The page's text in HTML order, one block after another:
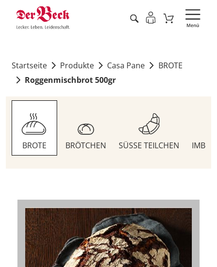
Startseite Produkte Casa Pane
BROTE
Roggenmischbrot 500gr
BROTE BRÖTCHEN SÜSSE TEILCHEN